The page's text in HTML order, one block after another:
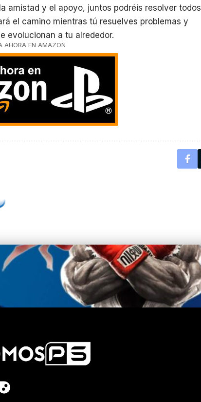
amistad y el apoyo, juntos podréis resolver todos
el camino mientras tú resuelves problemas y
evolucionan a tu alrededor.
AHORA EN AMAZON